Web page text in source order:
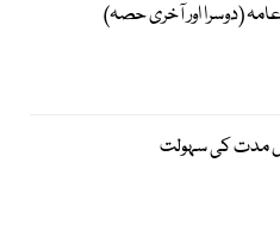
عامہ (دوسرا اور آخری حصہ)
مدت کی سہولت